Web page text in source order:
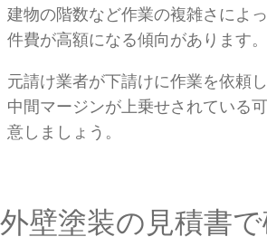
建物の階数など作業の複雑さによ
件費が高額になる傾向があります。
元請け業者が下請けに作業を依頼
中間マージンが上乗せされている
意しましょう。
外壁塗装の見積書